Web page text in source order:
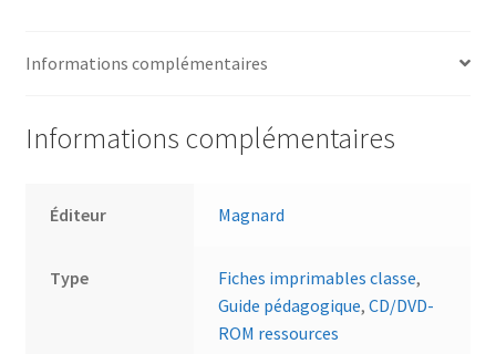
Informations complémentaires
Informations complémentaires
Éditeur Magnard
Type Fiches imprimables classe,
Guide pédagogique,CD/DVD-
ROM ressources